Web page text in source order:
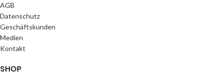
AGB
Datenschutz
Geschäftskunden
Medien
Kontakt
SHOP